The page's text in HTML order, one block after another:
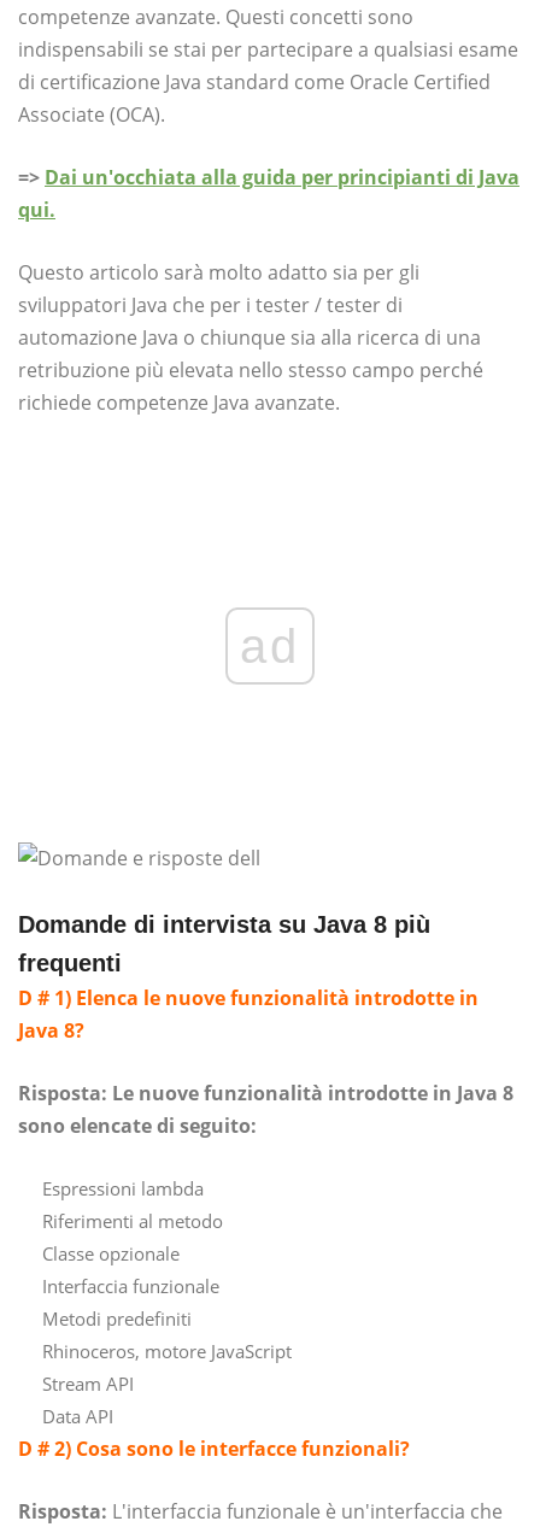
competenze avanzate. Questi concetti sono
indispensabili se stai per partecipare a qualsiasi esame
di certificazione Java standard come Oracle Certified
Associate (OCA).
=> Dai un'occhiata alla guida per principianti di Java
qui.
Questo articolo sarà molto adatto sia per gli
sviluppatori Java che per i tester / tester di
automazione Java o chiunque sia alla ricerca di una
retribuzione più elevata nello stesso campo perché
richiede competenze Java avanzate.
ad
Domande di intervista su Java 8 più
frequenti
D # 1) Elenca le nuove funzionalità introdotte in
Java 8?
Risposta: Le nuove funzionalità introdotte in Java 8
sono elencate di seguito:
Espressioni lambda
Riferimenti al metodo
Classe opzionale
Interfaccia funzionale
Metodi predefiniti
Rhinoceros, motore JavaScript
Stream API
Data API
D # 2) Cosa sono le interfacce funzionali?
Risposta: L'interfaccia funzionale è un'interfaccia che